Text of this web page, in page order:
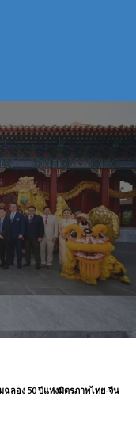
ฉลอง 50 ปีแห่งมิตรภาพไทย-จีน